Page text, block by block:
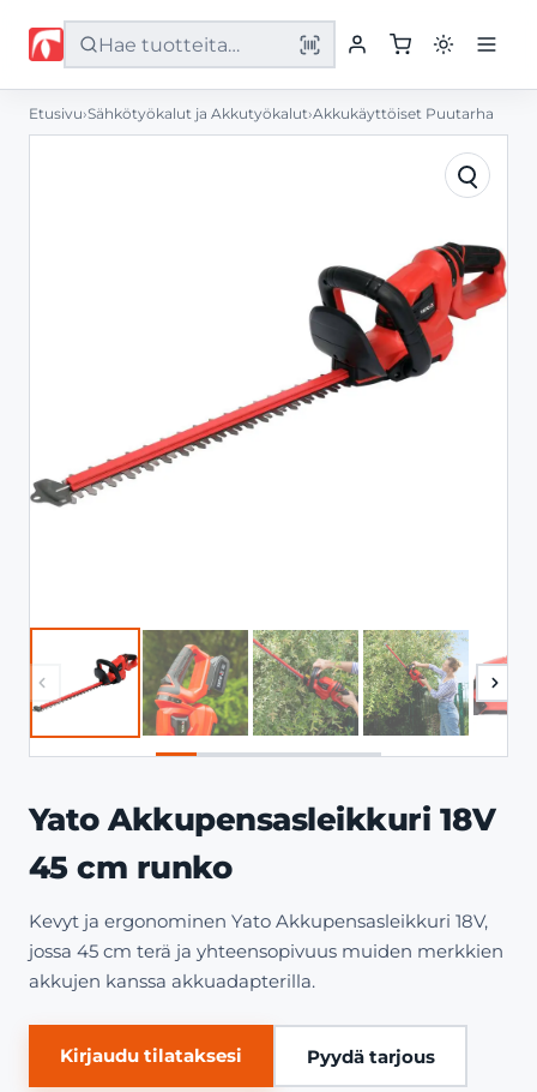
Etusivu
Etusivu›Sähkötyökalut ja Akkutyökalut›Akkukäyttöiset Puutarha
Yato Akkupensasleikkuri 18V
45 cm runko
Kevyt ja ergonominen Yato Akkupensasleikkuri 18V,
jossa 45 cm terä ja yhteensopivuus muiden merkkien
akkujen kanssa akkuadapterilla.
Kirjaudu tilataksesi Pyydä tarjous